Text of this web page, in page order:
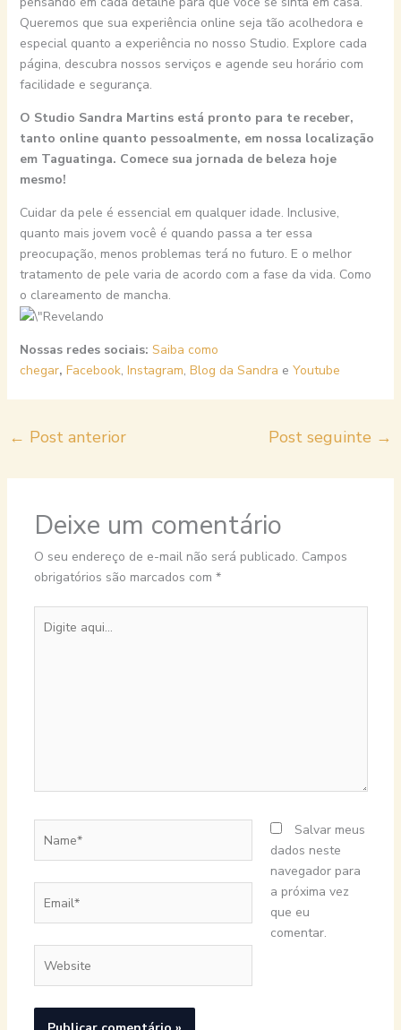
Queremos que sua experiência online seja tão acolhedora e
especial quanto a experiência no nosso Studio. Explore cada
página, descubra nossos serviços e agende seu horário com
facilidade e segurança.
O Studio Sandra Martins está pronto para te receber,
tanto online quanto pessoalmente, em nossa localização
em Taguatinga. Comece sua jornada de beleza hoje
mesmo!
Cuidar da pele é essencial em qualquer idade. Inclusive,
quanto mais jovem você é quando passa a ter essa
preocupação, menos problemas terá no futuro. E o melhor
tratamento de pele varia de acordo com a fase da vida. Como
o clareamento de mancha.
Nossas redes sociais: Saiba como
chegar, Facebook, Instagram, Blog da Sandra e Youtube
← Post anterior Post seguinte →
Deixe um comentário
O seu endereço de e-mail não será publicado. Campos
obrigatórios são marcados com *
aqui...
Salvar meus
dados neste
navegador para
a próxima vez
que eu
comentar.